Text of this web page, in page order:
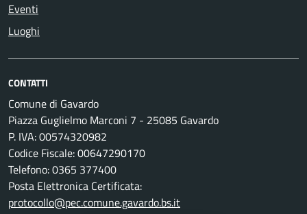
Eventi
Luoghi
CONTATTI
Comune di Gavardo
Piazza Guglielmo Marconi 7 - 25085 Gavardo
P. IVA: 00574320982
Codice Fiscale: 00647290170
Telefono: 0365 377400
Posta Elettronica Certificata:
protocollo@pec.comune.gavardo.bs.it